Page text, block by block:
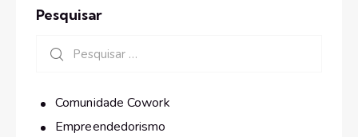
Pesquisar
Comunidade Cowork
Empreendedorismo